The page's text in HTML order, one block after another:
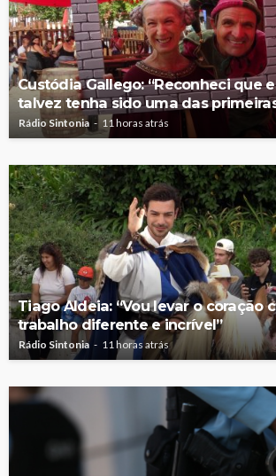
Custódia Gallego: “Reconheci que
talvez tenha sido uma das
Rádio Sintonia 11 horas atrás
Tiago Aldeia: “Vou levar o coração
trabalho diferente e incrível”
Rádio Sintonia 11 horas atrás